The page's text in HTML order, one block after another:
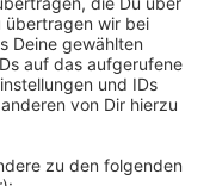
Vereinzelt
gewandt, weil sie
Zoll trete niemals
und
solche